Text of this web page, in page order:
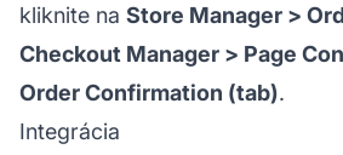
kliknite na Store Manager >
Checkout Manager > Page
Order Confirmation (tab).
Integrácia